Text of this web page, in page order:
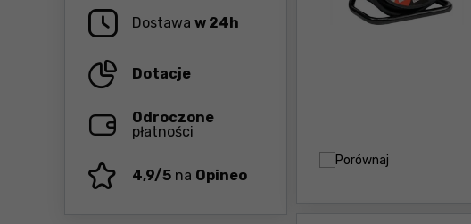
Dostawa w 24h
Dotacje
Odroczone
płatności
4,9/5 na Opineo
Porównaj